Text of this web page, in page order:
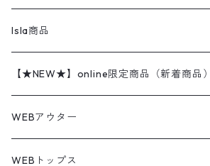
レザー
テーラードジャケット
ボアジャケット
その他
イージーパンツ
ビンテージ
カーハート
ディッキーズ
Otherジャケット
Otherパンツ
パンツ(w30以下)
ワンピース
長袖
半袖
24.5cm
25cm
25.5cm
26cm
S/S Shirts
L/S Shirts
Sweat Shirts
REVERSE WEAVE
Sweater
Fleece
Other Tops
アウトドアジャケット
アウトドアシャツ
ブランドシャツ
半袖シャツ
アウトドアシャツ
ブランドシャツ
スウェット シャツ
ブランドスウェット
プリントスウェット
パンツ
リーバイス501 505
Tシャツ
Outer
Sailing Jacket
Swingtop
Other Tops
Fleece tops
Knit
Sweat Shirts
Hoodie
70sアイテム
Marlboro
GAP
アウター
Isla商品
2点セットコーデ
Sweat Shirts
Knit
【★NEW★】online限定商品（新着商品）
8月NEWアイテム（2026）
トップス
7月NEWアイテム（2026）
WEBアウター
ジャケット
WEBトップス